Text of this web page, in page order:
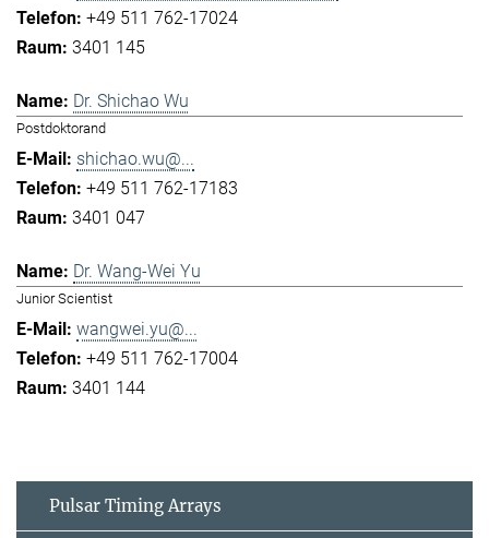
+49 511 762-17024
3401 145
Dr. Shichao Wu
Postdoktorand
shichao.wu@...
+49 511 762-17183
3401 047
Dr. Wang-Wei Yu
Junior Scientist
wangwei.yu@...
+49 511 762-17004
3401 144
Pulsar Timing Arrays